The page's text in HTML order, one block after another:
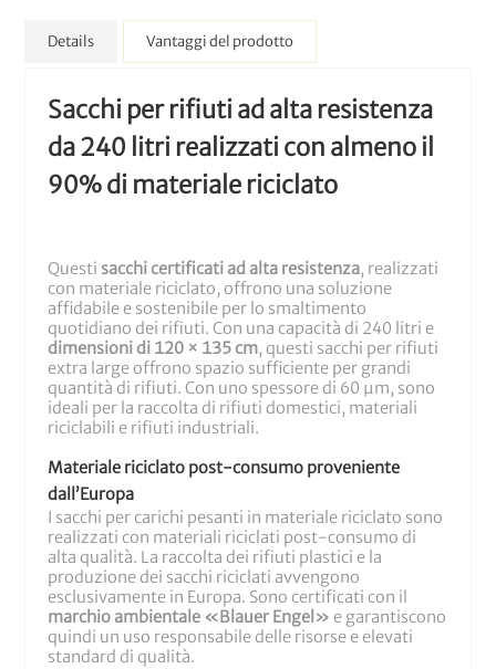
Details
Sacchi per rifiuti ad alta resistenza
da 240 litri realizzati con almeno il
90% di materiale riciclato
Questi sacchi certificati ad alta resistenza, realizzati
con materiale riciclato, offrono una soluzione
affidabile e sostenibile per lo smaltimento
quotidiano dei rifiuti. Con una capacità di 240 litri e
dimensioni di 120 × 135 cm, questi sacchi per rifiuti
extra large offrono spazio sufficiente per grandi
quantità di rifiuti. Con uno spessore di 60 µm, sono
ideali per la raccolta di rifiuti domestici, materiali
riciclabili e rifiuti industriali.
Materiale riciclato post-consumo proveniente
dall’Europa
I sacchi per carichi pesanti in materiale riciclato sono
realizzati con materiali riciclati post-consumo di
alta qualità. La raccolta dei rifiuti plastici e la
produzione dei sacchi riciclati avvengono
esclusivamente in Europa. Sono certificati con il
marchio ambientale «Blauer Engel» e garantiscono
quindi un uso responsabile delle risorse e elevati
standard di qualità.
Vantaggi del prodotto